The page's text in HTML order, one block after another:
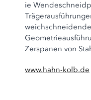
ie
Zerspanen von
www.hahn-kolb.de